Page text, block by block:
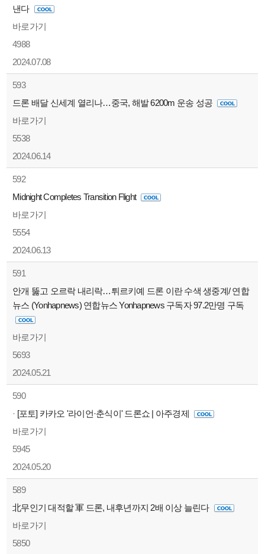
낸다
바로가기
4988
2024.07.08
593
드론 배달 신세계 열리나…중국, 해발 6200m 운송 성공
바로가기
5538
2024.06.14
592
Midnight Completes Transition Flight
바로가기
5554
2024.06.13
591
안개 뚫고 오르락 내리락…튀르키예 드론 이란 수색 생중계/ 연합
뉴스 (Yonhapnews) 연합뉴스 Yonhapnews 구독자 97.2만명 구독
바로가기
5693
2024.05.21
590
· [포토] 카카오 '라이언·춘식이' 드론쇼 | 아주경제
바로가기
5945
2024.05.20
589
北무인기 대적할 軍 드론, 내후년까지 2배 이상 늘린다
바로가기
5850